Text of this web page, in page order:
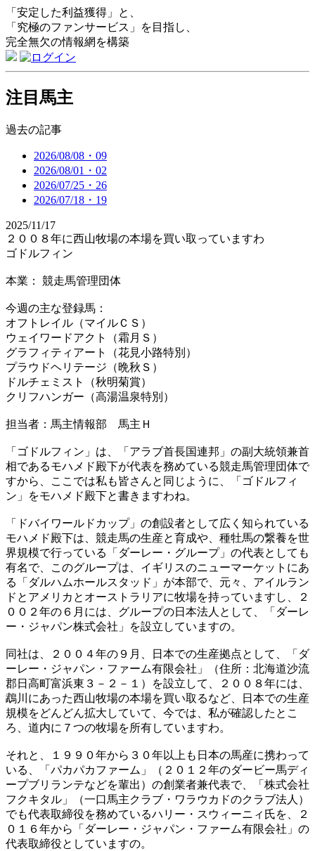
「安定した利益獲得」と、
「究極のファンサービス」を目指し、
完全無欠の情報網を構築
注目馬主
過去の記事
2026/08/08・09
2026/08/01・02
2026/07/25・26
2026/07/18・19
2025/11/17
２００８年に西山牧場の本場を買い取っていますわ
ゴドルフィン
本業： 競走馬管理団体
今週の主な登録馬：
オフトレイル（マイルＣＳ）
ウェイワードアクト（霜月Ｓ）
グラフィティアート（花見小路特別）
プラウドヘリテージ（晩秋Ｓ）
ドルチェミスト（秋明菊賞）
クリフハンガー（高湯温泉特別）
担当者：馬主情報部 馬主Ｈ
「ゴドルフィン」は、「アラブ首長国連邦」の副大統領兼首
相であるモハメド殿下が代表を務めている競走馬管理団体で
すから、ここでは私も皆さんと同じように、「ゴドルフィ
ン」をモハメド殿下と書きますわね。
「ドバイワールドカップ」の創設者として広く知られている
モハメド殿下は、競走馬の生産と育成や、種牡馬の繋養を世
界規模で行っている「ダーレー・グループ」の代表としても
有名で、このグループは、イギリスのニューマーケットにあ
る「ダルハムホールスタッド」が本部で、元々、アイルラン
ドとアメリカとオーストラリアに牧場を持っていますし、２
００２年の６月には、グループの日本法人として、「ダーレ
ー・ジャパン株式会社」を設立していますの。
同社は、２００４年の９月、日本での生産拠点として、「ダ
ーレー・ジャパン・ファーム有限会社」（住所：北海道沙流
郡日高町富浜東３－２－１）を設立して、２００８年には、
鵡川にあった西山牧場の本場を買い取るなど、日本での生産
規模をどんどん拡大していて、今では、私が確認したとこ
ろ、道内に７つの牧場を所有していますわ。
それと、１９９０年から３０年以上も日本の馬産に携わって
いる、「パカパカファーム」（２０１２年のダービー馬ディ
ープブリランテなどを輩出）の創業者兼代表で、「株式会社
フクキタル」（一口馬主クラブ・ワラウカドのクラブ法人）
でも代表取締役を務めているハリー・スウィーニィ氏を、２
０１６年から「ダーレー・ジャパン・ファーム有限会社」の
代表取締役としていますの。